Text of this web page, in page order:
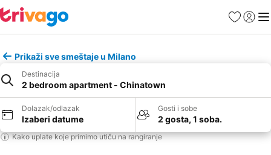
FavoritiPrijavi
Prikaži sve smeštaje u Milano
Destinacija
2 bedroom apartment - Chinatown
Dolazak/odlazak
Izaberi datume
Gosti i sobe
2 gosta, 1 soba.
Kako uplate koje primimo utiču na rangiranje